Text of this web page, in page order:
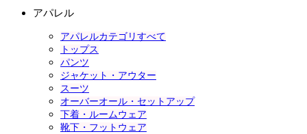
アパレル
アパレルカテゴリすべて
トップス
パンツ
ジャケット・アウター
スーツ
オーバーオール・セットアップ
下着・ルームウェア
靴下・フットウェア